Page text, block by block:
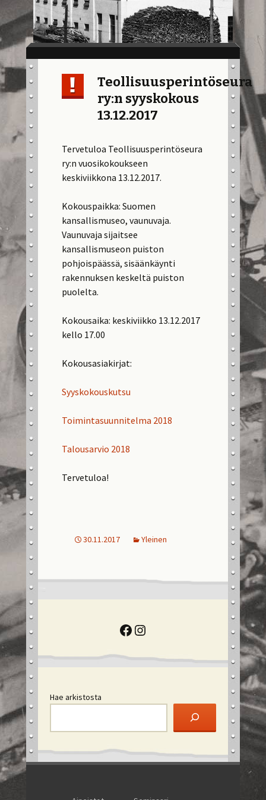
Teollisuusperintöseura
ry:n syyskokous
13.12.2017
Tervetuloa Teollisuusperintöseura
ry:n vuosikokoukseen
keskiviikkona 13.12.2017.
Kokouspaikka: Suomen
kansallismuseo, vaunuvaja.
Vaunuvaja sijaitsee
kansallismuseon puiston
pohjoispäässä, sisäänkäynti
rakennuksen keskeltä puiston
puolelta.
Kokousaika: keskiviikko 13.12.2017
kello 17.00
Kokousasiakirjat:
Syyskokouskutsu
Toimintasuunnitelma 2018
Talousarvio 2018
Tervetuloa!
30.11.2017 Yleinen
Facebook
Instagram
Hae arkistosta